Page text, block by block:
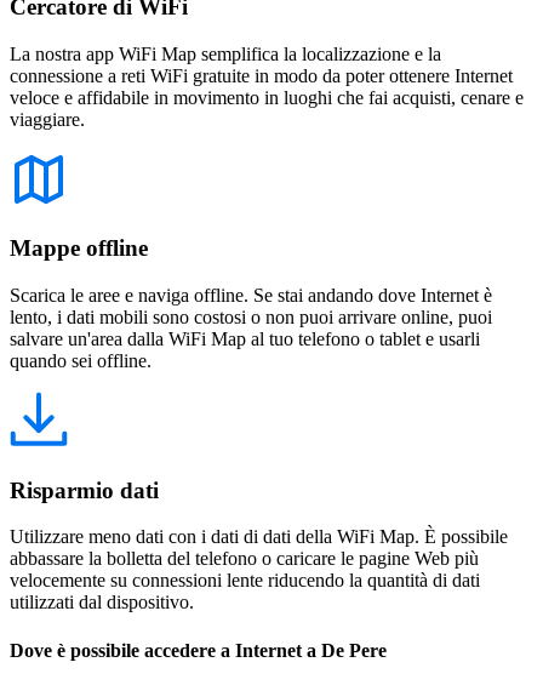
Cercatore di WiFi
La nostra app WiFi Map semplifica la localizzazione e la
connessione a reti WiFi gratuite in modo da poter ottenere Internet
veloce e affidabile in movimento in luoghi che fai acquisti, cenare e
viaggiare.
Mappe offline
Scarica le aree e naviga offline. Se stai andando dove Internet è
lento, i dati mobili sono costosi o non puoi arrivare online, puoi
salvare un'area dalla WiFi Map al tuo telefono o tablet e usarli
quando sei offline.
Risparmio dati
Utilizzare meno dati con i dati di dati della WiFi Map. È possibile
abbassare la bolletta del telefono o caricare le pagine Web più
velocemente su connessioni lente riducendo la quantità di dati
utilizzati dal dispositivo.
Dove è possibile accedere a Internet a De Pere